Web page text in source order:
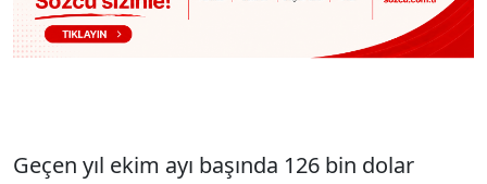
Geçen yıl ekim ayı başında 126 bin dolar